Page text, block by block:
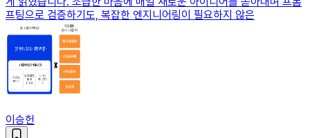
프팅으로 검증하기도, 복잡한 엔지니어링이 필요하지 않은
이승헌